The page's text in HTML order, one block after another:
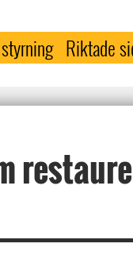
Riktade